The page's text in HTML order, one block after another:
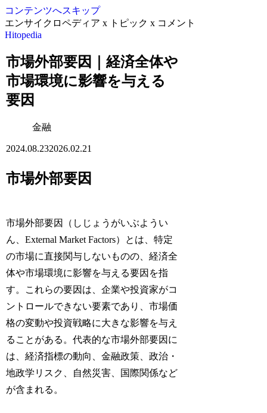
コンテンツへスキップ
エンサイクロペディア x トピック x コメント
Hitopedia
市場外部要因｜経済全体や
市場環境に影響を与える
要因
金融
2024.08.232026.02.21
市場外部要因
市場外部要因（しじょうがいぶようい
ん、External Market Factors）とは、特定
の市場に直接関与しないものの、経済全
体や市場環境に影響を与える要因を指
す。これらの要因は、企業や投資家がコ
ントロールできない要素であり、市場価
格の変動や投資戦略に大きな影響を与え
ることがある。代表的な市場外部要因に
は、経済指標の動向、金融政策、政治・
地政学リスク、自然災害、国際関係など
が含まれる。